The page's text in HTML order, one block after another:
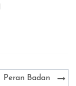
Peran Badan